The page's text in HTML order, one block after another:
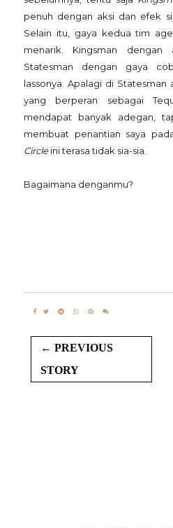
penuh dengan aksi dan efek
Selain itu, gaya kedua tim
menarik. Kingsman dengan
Statesman dengan gaya
lassonya. Apalagi di Statesman
yang berperan sebagai
mendapat banyak adegan,
membuat penantian saya
Circleini terasa tidak sia-sia.
Bagaimana denganmu?
← PREVIOUS
STORY